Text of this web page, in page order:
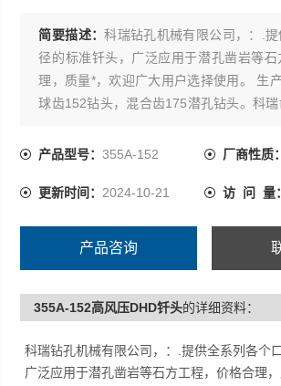
简要描述：科瑞钻孔机械有限公司，：.
径的标准钎头，广泛应用于潜孔凿岩等
理，质量*，欢迎广大用户选择使用。 生
球齿152钻头，混合齿175潜孔钻头。科
靠，工艺*，性能质量保证。高、低风压潜
产品型号：355A-152 厂商性质：
更新时间： 2024-10-21 访 问 量：
产品咨询
355A-152高风压DHD钎头的详细资料：
科瑞钻孔机械有限公司，：.提供全系列各个
广泛应用于潜孔凿岩等石方工程，价格合理